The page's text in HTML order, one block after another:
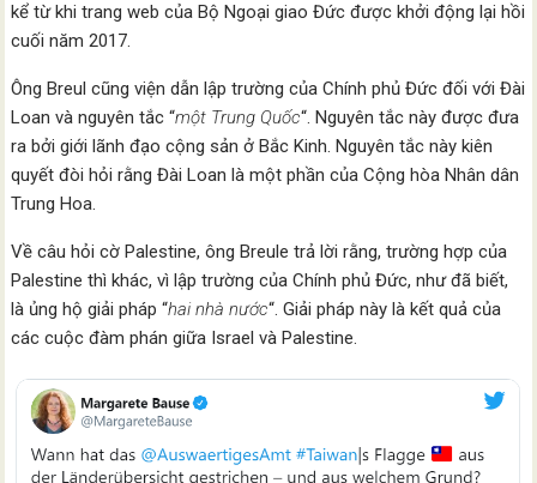
kể từ khi trang web của Bộ Ngoại giao Đức được khởi động lại hồi
cuối năm 2017.
Ông Breul cũng viện dẫn lập trường của Chính phủ Đức đối với Đài
Loan và nguyên tắc “một Trung Quốc“. Nguyên tắc này được đưa
ra bởi giới lãnh đạo cộng sản ở Bắc Kinh. Nguyên tắc này kiên
quyết đòi hỏi rằng Đài Loan là một phần của Cộng hòa Nhân dân
Trung Hoa.
Về câu hỏi cờ Palestine, ông Breule trả lời rằng, trường hợp của
Palestine thì khác, vì lập trường của Chính phủ Đức, như đã biết,
là ủng hộ giải pháp “hai nhà nước“. Giải pháp này là kết quả của
các cuộc đàm phán giữa Israel và Palestine.